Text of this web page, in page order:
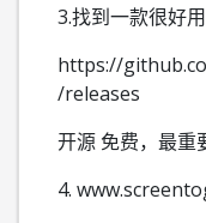
3.找到一款很好
https://
/releases
开源 免费， 最重
4.